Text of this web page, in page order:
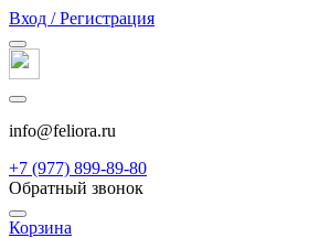
Вход / Регистрация
info@feliora.ru
+7 (977) 899-89-80
Обратный звонок
Корзина